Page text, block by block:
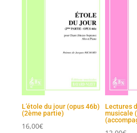
L’étole du jour (opus 46b)
(2ème partie)
16,00€
Lectures
musicale